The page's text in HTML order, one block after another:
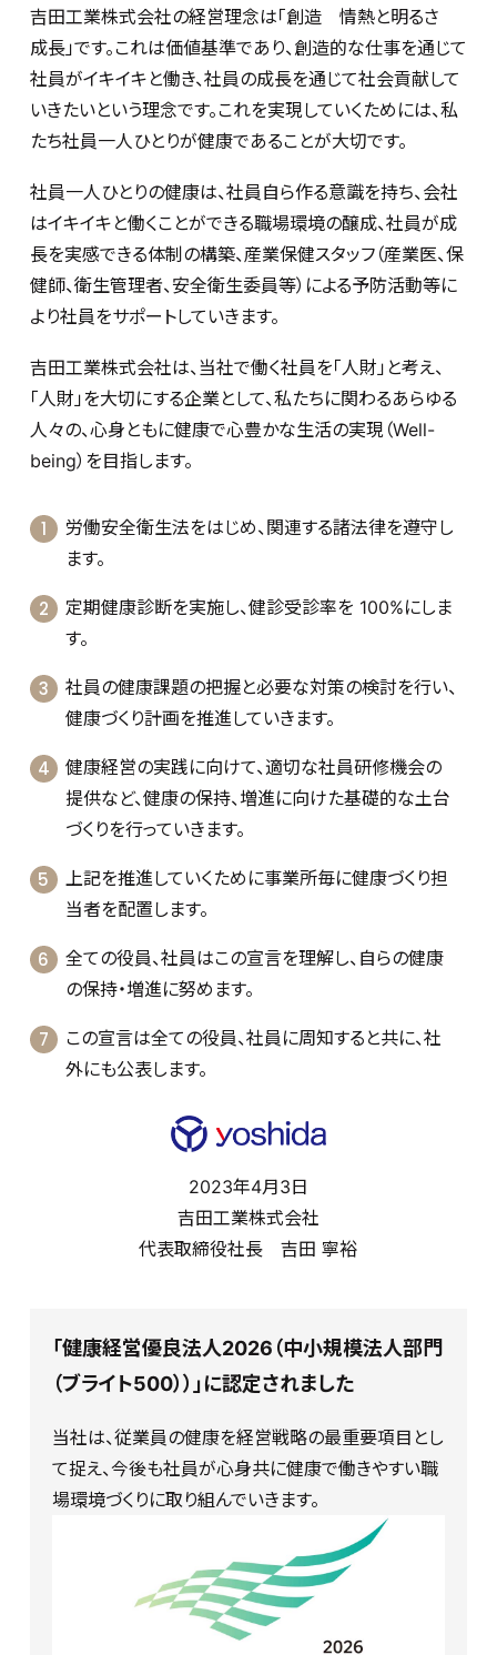
吉田工業株式会社の経営理念は「創造 情熱と明るさ
成長」です。これは価値基準であり、創造的な仕事を通じて
社員がイキイキと働き、社員の成長を通じて社会貢献して
いきたいという理念です。これを実現していくためには、私
たち社員一人ひとりが健康であることが大切です。
社員一人ひとりの健康は、社員自ら作る意識を持ち、会社
はイキイキと働くことができる職場環境の醸成、社員が成
長を実感できる体制の構築、産業保健スタッフ（産業医、保
健師、衛生管理者、安全衛生委員等）による予防活動等に
より社員をサポートしていきます。
吉田工業株式会社は、当社で働く社員を「人財」と考え、
「人財」を大切にする企業として、私たちに関わるあらゆる
人々の、心身ともに健康で心豊かな生活の実現（Well-
being）を目指します。
労働安全衛生法をはじめ、関連する諸法律を遵守し
ます。
定期健康診断を実施し、健診受診率を 100%にしま
す。
社員の健康課題の把握と必要な対策の検討を行い、
健康づくり計画を推進していきます。
健康経営の実践に向けて、適切な社員研修機会の
提供など、健康の保持、増進に向けた基礎的な土台
づくりを行っていきます。
上記を推進していくために事業所毎に健康づくり担
当者を配置します。
全ての役員、社員はこの宣言を理解し、自らの健康
の保持・増進に努めます。
この宣言は全ての役員、社員に周知すると共に、社
外にも公表します。
2023年4月3日
吉田工業株式会社
代表取締役社長 吉田 寧裕
「健康経営優良法人2026（中小規模法人部門
（ブライト500））」に認定されました
当社は、従業員の健康を経営戦略の最重要項目とし
て捉え、今後も社員が心身共に健康で働きやすい職
場環境づくりに取り組んでいきます。